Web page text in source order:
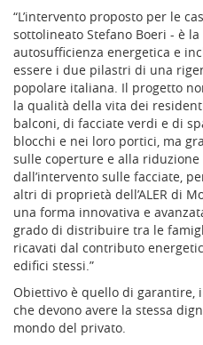
“L’intervento proposto per le
sottolineato Stefano Boeri - è
autosufficienza energetica e
essere i due pilastri di una
popolare italiana. Il progetto
la qualità della vita dei
balconi, di facciate verdi e di
blocchi e nei loro portici, ma
sulle coperture e alla
dall’intervento sulle facciate,
altri di proprietà dell’ALER di
una forma innovativa e
grado di distribuire tra le
ricavati dal contributo
edifici stessi.”
Obiettivo è quello di garantire,
che devono avere la stessa
mondo del privato.